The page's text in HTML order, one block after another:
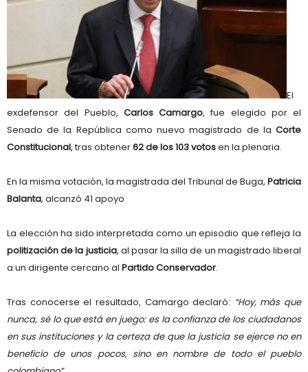
El
exdefensor del Pueblo, Carlos Camargo, fue elegido por el
Senado de la República como nuevo magistrado de la Corte
Constitucional, tras obtener62 de los 103 votosen la plenaria.
En la misma votación, la magistrada del Tribunal de Buga, Patricia
Balanta, alcanzó 41 apoyo
La elección ha sido interpretada como un episodio que refleja la
politización de la justicia, al pasar la silla de un magistrado liberal
a un dirigente cercano al Partido Conservador.
Tras conocerse el resultado, Camargo declaró: “Hoy, más que
nunca, sé lo que está en juego: es la confianza de los ciudadanos
en sus instituciones y la certeza de que la justicia se ejerce no en
beneficio de unos pocos, sino en nombre de todo el pueblo